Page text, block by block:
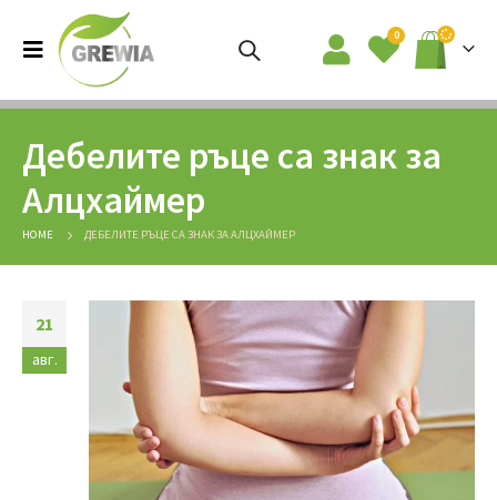
0
Дебелите ръце са знак за
Алцхаймер
HOME ДЕБЕЛИТЕ РЪЦЕ СА ЗНАК ЗА АЛЦХАЙМЕР
21
авг.